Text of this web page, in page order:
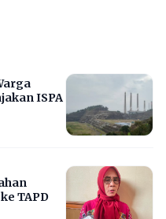
ISPA
TAPD